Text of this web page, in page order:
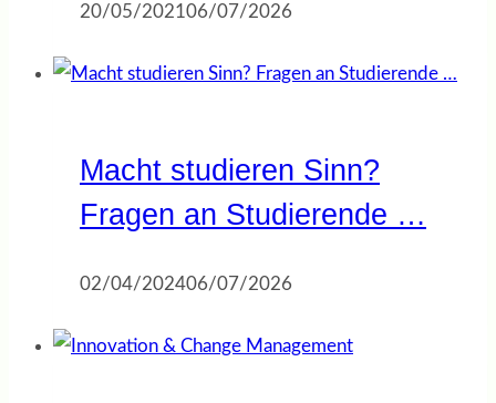
20/05/202106/07/2026
Macht studieren Sinn?
Fragen an Studierende …
02/04/202406/07/2026